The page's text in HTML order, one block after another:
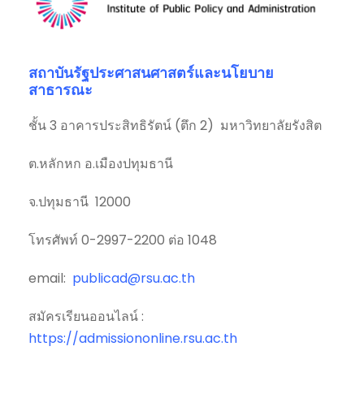
สถาบันรัฐประศาสนศาสตร์และนโยบาย
สาธารณะ
ชั้น 3 อาคารประสิทธิรัตน์ (ตึก 2) มหาวิทยาลัยรังสิต
ต.หลักหก อ.เมืองปทุมธานี
จ.ปทุมธานี 12000
โทรศัพท์ 0-2997-2200 ต่อ 1048
email: publicad@rsu.ac.th
สมัครเรียนออนไลน์ :
https://admissiononline.rsu.ac.th